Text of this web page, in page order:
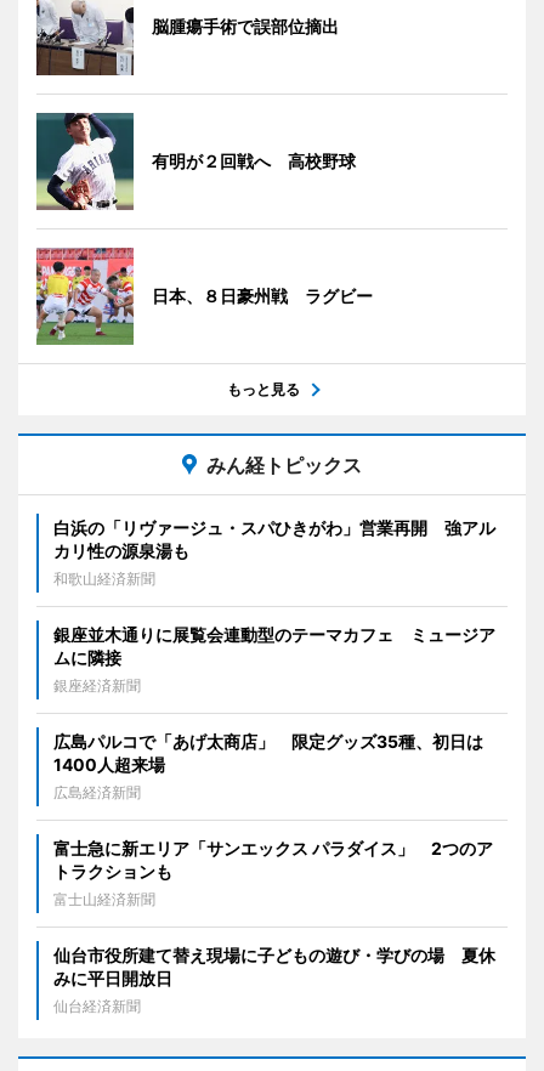
脳腫瘍手術で誤部位摘出
有明が２回戦へ 高校野球
日本、８日豪州戦 ラグビー
もっと見る
みん経トピックス
白浜の「リヴァージュ・スパひきがわ」営業再開 強アル
カリ性の源泉湯も
和歌山経済新聞
銀座並木通りに展覧会連動型のテーマカフェ ミュージア
ムに隣接
銀座経済新聞
広島パルコで「あげ太商店」 限定グッズ35種、初日は
1400人超来場
広島経済新聞
富士急に新エリア「サンエックス パラダイス」 2つのア
トラクションも
富士山経済新聞
仙台市役所建て替え現場に子どもの遊び・学びの場 夏休
みに平日開放日
仙台経済新聞